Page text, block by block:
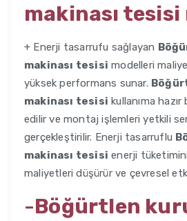
makinası tesisi
+ Enerji tasarrufu sağlayan
makinası tesisi modelleri
yüksek performans sunar.
makinası tesisi kullanıma
edilir ve montaj işlemleri yetkili
gerçekleştirilir. Enerji tasarruflu
makinası tesisi enerji
maliyetleri düşürür ve çevresel
-Böğürtlen